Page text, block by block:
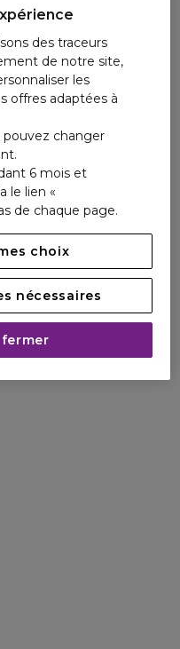
des traceurs
de notre site,
les
offres adaptées à
pouvez changer
6 mois et
le lien «
de chaque page.
choix
nécessaires